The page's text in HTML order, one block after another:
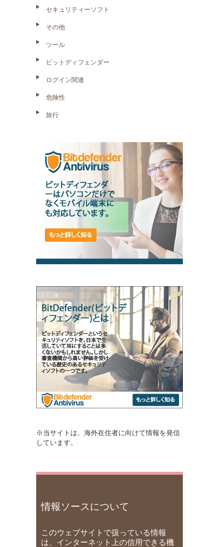
セキュリティーソフト
その他
ツール
ビットディフェンダー
ログイン関連
危険性
旅行
※当サイトは、海外在住者に向けて情報を発信
しています。
情報ソースについて
このウェブサイトで扱っている情報
は、インターネット上の信用できる機